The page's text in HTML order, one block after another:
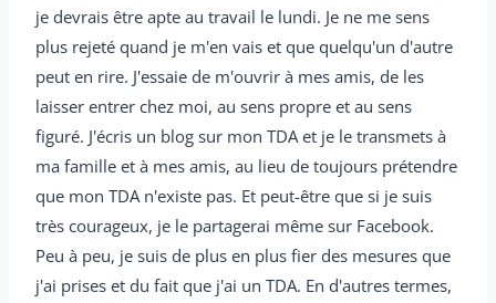
je devrais être apte au travail le lundi. Je ne me sens
plus rejeté quand je m'en vais et que quelqu'un d'autre
peut en rire. J'essaie de m'ouvrir à mes amis, de les
laisser entrer chez moi, au sens propre et au sens
figuré. J'écris un blog sur mon TDA et je le transmets à
ma famille et à mes amis, au lieu de toujours prétendre
que mon TDA n'existe pas. Et peut-être que si je suis
très courageux, je le partagerai même sur Facebook.
Peu à peu, je suis de plus en plus fier des mesures que
j'ai prises et du fait que j'ai un TDA. En d'autres termes,